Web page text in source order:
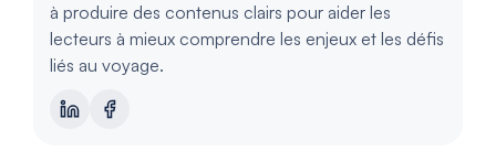
à produire des contenus clairs pour aider les
lecteurs à mieux comprendre les enjeux et les défis
liés au voyage.